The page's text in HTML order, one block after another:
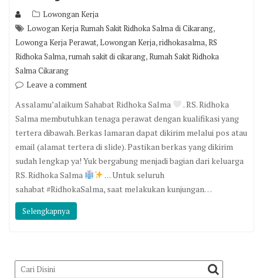
Lowongan Kerja
Lowogan Kerja Rumah Sakit Ridhoka Salma di Cikarang,
Lowonga Kerja Perawat,Lowongan Kerja,ridhokasalma,RS
Ridhoka Salma,rumah sakit di cikarang,Rumah Sakit Ridhoka
Salma Cikarang
Leave a comment
Assalamu’alaikum Sahabat Ridhoka Salma
. RS. Ridhoka
Salma membutuhkan tenaga perawat dengan kualifikasi yang
tertera dibawah. Berkas lamaran dapat dikirim melalui pos atau
email (alamat tertera di slide). Pastikan berkas yang dikirim
sudah lengkap ya! Yuk bergabung menjadi bagian dari keluarga
RS. Ridhoka Salma
. . . Untuk seluruh
sahabat #RidhokaSalma, saat melakukan kunjungan…
Selengkapnya